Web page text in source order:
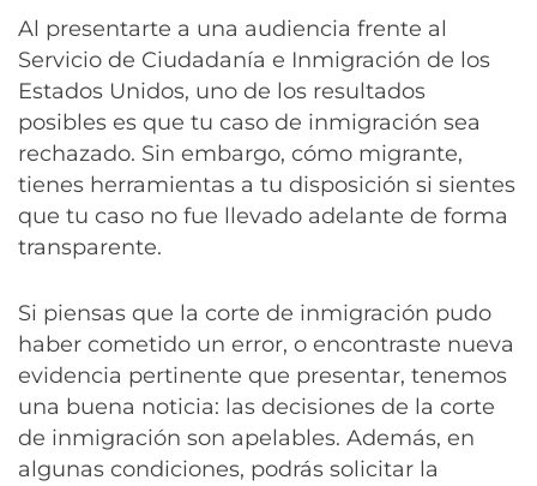
Al presentarte a una audiencia frente al
Servicio de Ciudadanía e Inmigración de los
Estados Unidos, uno de los resultados
posibles es que tu caso de inmigración sea
rechazado. Sin embargo, cómo migrante,
tienes herramientas a tu disposición si sientes
que tu caso no fue llevado adelante de forma
transparente.
Si piensas que la corte de inmigración pudo
haber cometido un error, o encontraste nueva
evidencia pertinente que presentar, tenemos
una buena noticia: las decisiones de la corte
de inmigración son apelables. Además, en
algunas condiciones, podrás solicitar la